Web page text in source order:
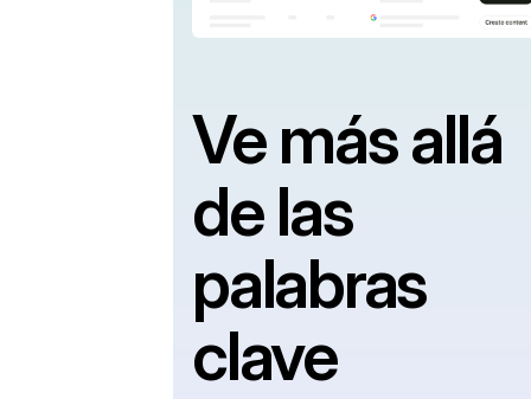
Ve más allá
de las
palabras
clave